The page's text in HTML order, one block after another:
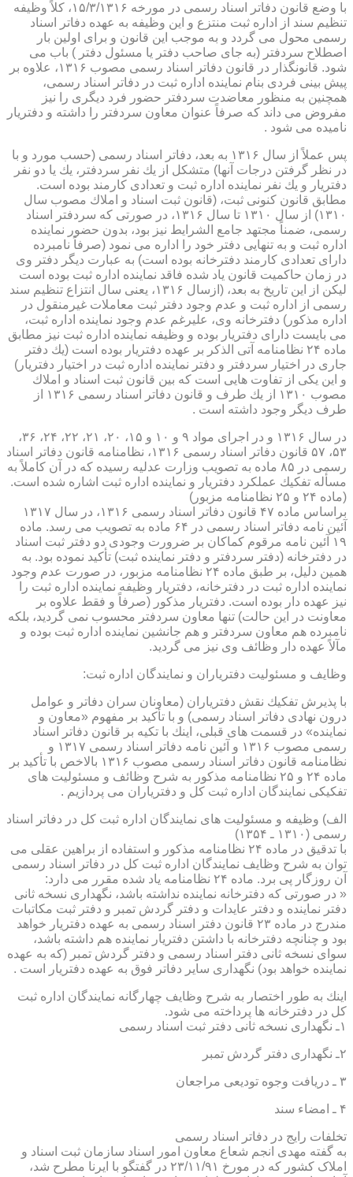
با وضع قانون دفاتر اسناد رسمی در مورخه ۱۵/۳/۱۳۱۶، كلاً وظیفه
تنظیم سند از اداره ثبت منتزع و این وظیفه به عهده دفاتر اسناد
رسمی محول می گردد و به موجب این قانون و برای اولین بار
اصطلاح سردفتر (به جای صاحب دفتر یا مسئول دفتر ) باب می
شود. قانونگذار در قانون دفاتر اسناد رسمی مصوب ۱۳۱۶، علاوه بر
پیش بینی فردی بنام نماینده اداره ثبت در دفاتر اسناد رسمی،
همچنین به منظور معاضدت سردفتر حضور فرد دیگری را نیز
مفروض می داند كه صرفاً عنوان معاون سردفتر را داشته و دفتریار
نامیده می شود .
پس عملاً از سال ۱۳۱۶ به بعد، دفاتر اسناد رسمی (حسب مورد و با
در نظر گرفتن درجات آنها) متشكل از یك نفر سردفتر، یك یا دو نفر
دفتریار و یك نفر نماینده اداره ثبت و تعدادی كارمند بوده است.
مطابق قانون كنونی ثبت، (قانون ثبت اسناد و املاك مصوب سال
۱۳۱۰) از سال ۱۳۱۰ تا سال ۱۳۱۶، در صورتی كه سردفتر اسناد
رسمی، ضمناً مجتهد جامع الشرایط نیز بود، بدون حضور نماینده
اداره ثبت و به تنهایی دفتر خود را اداره می نمود (صرفاً نامبرده
دارای تعدادی كارمند دفترخانه بوده است) به عبارت دیگر دفتر وی
در زمان حاكمیت قانون یاد شده فاقد نماینده اداره ثبت بوده است
لیكن از این تاریخ به بعد، (ازسال ۱۳۱۶، یعنی سال انتزاع تنظیم سند
رسمی از اداره ثبت و عدم وجود دفتر ثبت معاملات غیرمنقول در
اداره مذكور) دفترخانه وی، علیرغم عدم وجود نماینده اداره ثبت،
می بایست دارای دفتریار بوده و وظیفه نماینده اداره ثبت نیز مطابق
ماده ۲۴ نظامنامه آتی الذكر بر عهده دفتریار بوده است (یك دفتر
جاری در اختیار سردفتر و دفتر نماینده اداره ثبت در اختیار دفتریار)
و این یكی از تفاوت هایی است كه بین قانون ثبت اسناد و املاك
مصوب ۱۳۱۰ از یك طرف و قانون دفاتر اسناد رسمی ۱۳۱۶ از
طرف دیگر وجود داشته است .
در سال ۱۳۱۶ و در اجرای مواد ۹ و ۱۰ و ۱۵، ۲۰، ۲۱، ۲۲، ۲۴، ۳۶،
۵۳، ۵۷ قانون دفاتر اسناد رسمی ۱۳۱۶، نظامنامه قانون دفاتر اسناد
رسمی در ۸۵ ماده به تصویب وزارت عدلیه رسیده كه در آن كاملاً به
مسأله تفكیك عملكرد دفتریار و نماینده اداره ثبت اشاره شده است.
(ماده ۲۴ و ۲۵ نظامنامه مزبور)
براساس ماده ۴۷ قانون دفاتر اسناد رسمی ۱۳۱۶، در سال ۱۳۱۷
آئین نامه دفاتر اسناد رسمی در ۶۴ ماده به تصویب می رسد. ماده
۱۹ آئین نامه مرقوم كماكان بر ضرورت وجودی دو دفتر ثبت اسناد
در دفترخانه (دفتر سردفتر و دفتر نماینده ثبت) تأكید نموده بود. به
همین دلیل، بر طبق ماده ۲۴ نظامنامه مزبور، در صورت عدم وجود
نماینده اداره ثبت در دفترخانه، دفتریار وظیفه نماینده اداره ثبت را
نیز عهده دار بوده است. دفتریار مذكور (صرفاً و فقط علاوه بر
معاونت در این حالت) تنها معاون سردفتر محسوب نمی گردید، بلكه
نامبرده هم معاون سردفتر و هم جانشین نماینده اداره ثبت بوده و
مآلاً عهده دار وظائف وی نیز می گردید.
وظایف و مسئولیت دفتریاران و نمایندگان اداره ثبت:
با پذیرش تفكیك نقش دفتریاران (معاونان سران دفاتر و عوامل
درون نهادی دفاتر اسناد رسمی) و با تأكید بر مفهوم «معاون و
نماینده» در قسمت های قبلی، اینك با تكیه بر قانون دفاتر اسناد
رسمی مصوب ۱۳۱۶ و آئین نامه دفاتر اسناد رسمی ۱۳۱۷ و
نظامنامه قانون دفاتر اسناد رسمی مصوب ۱۳۱۶ بالاخص با تأكید بر
ماده ۲۴ و ۲۵ نظامنامه مذكور به شرح وظائف و مسئولیت های
تفكیكی نمایندگان اداره ثبت كل و دفتریاران می پردازیم .
الف) وظیفه و مسئولیت های نمایندگان اداره ثبت كل در دفاتر اسناد
رسمی (۱۳۱۰ ـ ۱۳۵۴)
با تدقیق در ماده ۲۴ نظامنامه مذكور و استفاده از براهین عقلی می
توان به شرح وظایف نمایندگان اداره ثبت كل در دفاتر اسناد رسمی
آن روزگار پی برد. ماده ۲۴ نظامنامه یاد شده مقرر می دارد:
« در صورتی كه دفترخانه نماینده نداشته باشد، نگهداری نسخه ثانی
دفتر نماینده و دفتر عایدات و دفتر گردش تمبر و دفتر ثبت مكاتبات
مندرج در ماده ۲۳ قانون دفتر اسناد رسمی به عهده دفتریار خواهد
بود و چنانچه دفترخانه با داشتن دفتریار نماینده هم داشته باشد،
سوای نسخه ثانی دفتر اسناد رسمی و دفتر گردش تمبر (كه به عهده
نماینده خواهد بود) نگهداری سایر دفاتر فوق به عهده دفتریار است .
اینك به طور اختصار به شرح وظایف چهارگانه نمایندگان اداره ثبت
كل در دفترخانه ها پرداخته می شود.
۱ـ نگهداری نسخه ثانی دفتر ثبت اسناد رسمی
۲ـ نگهداری دفتر گردش تمبر
۳ ـ دریافت وجوه تودیعی مراجعان
۴ ـ امضاء سند
تخلفات رایج در دفاتر اسناد رسمی
به گفته مهدی انجم شعاع معاون امور اسناد سازمان ثبت اسناد و
املاک کشور که در مورخ ۲۳/۱۱/۹۱ در گفتگو با ایرنا مطرح شد،